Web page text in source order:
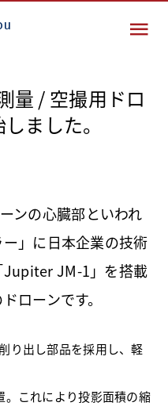
量 / 空撮用ドロ
ました。
ンの心臓部といわれ
」に日本企業の技術
Jupiter JM-1」を搭載
ローンです。
り出し部品を採用し、軽
これにより投影面積の縮